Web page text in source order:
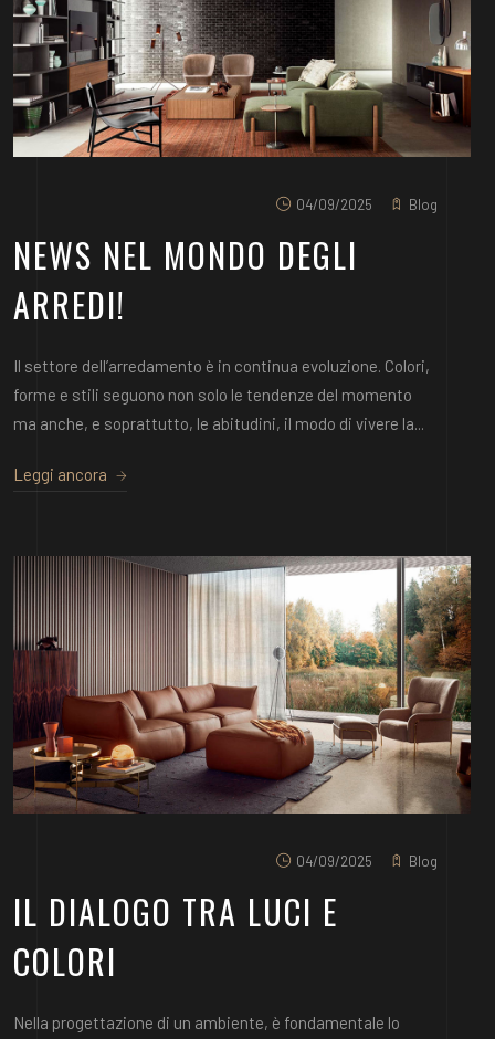
04/09/2025 Blog
NEWS NEL MONDO DEGLI
ARREDI!
Il settore dell’arredamento è in continua evoluzione. Colori,
forme e stili seguono non solo le tendenze del momento
ma anche, e soprattutto, le abitudini, il modo di vivere la...
Leggi ancora
04/09/2025 Blog
IL DIALOGO TRA LUCI E
COLORI
Nella progettazione di un ambiente, è fondamentale lo